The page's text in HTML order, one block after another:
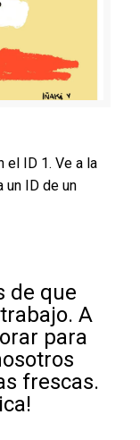
el ID 1. Ve a la
un ID de un
de que
A
para
frescas.